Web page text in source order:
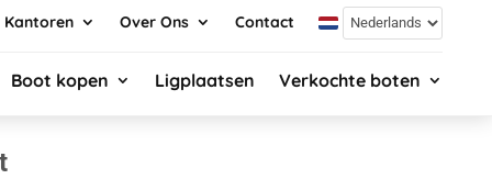
Kantoren Over Ons Contact
Boot kopen Ligplaatsen Verkochte boten